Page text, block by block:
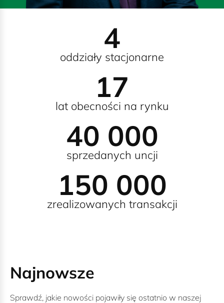
4
oddziały stacjonarne
17
lat obecności na rynku
40 000
sprzedanych uncji
150 000
zrealizowanych transakcji
Najnowsze
Sprawdź, jakie nowości pojawiły się ostatnio w naszej